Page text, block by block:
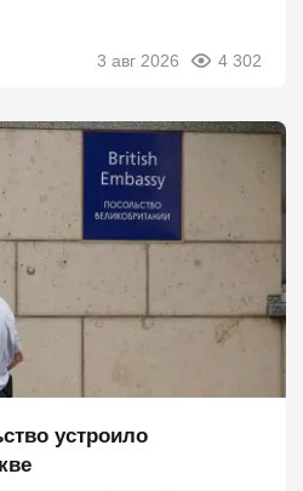
3 авг 2026 4 302
устроило